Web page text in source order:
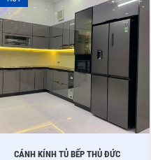
CÁNH KÍNH TỦ BẾP THỦ ĐỨC